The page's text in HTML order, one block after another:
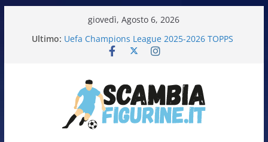
giovedì, Agosto 6, 2026
Ultimo: Uefa Champions League 2025-2026 TOPPS
Fifa World Cup 2026 PANINI
Calciatori Serie B BKT 2025-2026 PANINI